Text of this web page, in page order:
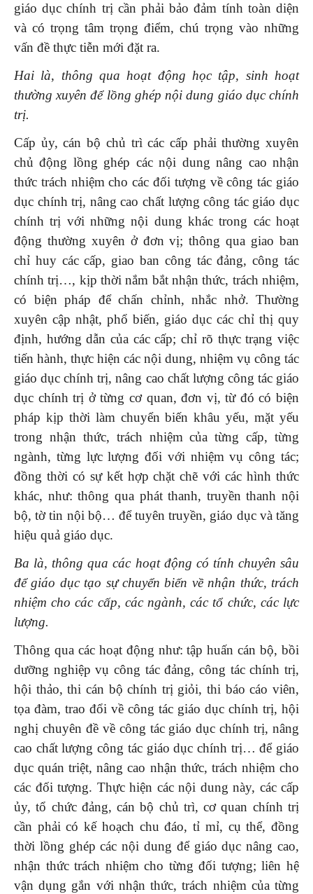
giáo dục chính trị cần phải bảo đảm tính toàn diện
và có trọng tâm trọng điểm, chú trọng vào những
vấn đề thực tiễn mới đặt ra.
Hai là, thông qua hoạt động học tập, sinh hoạt
thường xuyên để lồng ghép nội dung giáo dục chính
trị.
Cấp ủy, cán bộ chủ trì các cấp phải thường xuyên
chủ động lồng ghép các nội dung nâng cao nhận
thức trách nhiệm cho các đối tượng về công tác giáo
dục chính trị, nâng cao chất lượng công tác giáo dục
chính trị với những nội dung khác trong các hoạt
động thường xuyên ở đơn vị; thông qua giao ban
chỉ huy các cấp, giao ban công tác đảng, công tác
chính trị…, kịp thời nắm bắt nhận thức, trách nhiệm,
có biện pháp để chấn chỉnh, nhắc nhở. Thường
xuyên cập nhật, phổ biến, giáo dục các chỉ thị quy
định, hướng dẫn của các cấp; chỉ rõ thực trạng việc
tiến hành, thực hiện các nội dung, nhiệm vụ công tác
giáo dục chính trị, nâng cao chất lượng công tác giáo
dục chính trị ở từng cơ quan, đơn vị, từ đó có biện
pháp kịp thời làm chuyển biến khâu yếu, mặt yếu
trong nhận thức, trách nhiệm của từng cấp, từng
ngành, từng lực lượng đối với nhiệm vụ công tác;
đồng thời có sự kết hợp chặt chẽ với các hình thức
khác, như: thông qua phát thanh, truyền thanh nội
bộ, tờ tin nội bộ… để tuyên truyền, giáo dục và tăng
hiệu quả giáo dục.
Ba là, thông qua các hoạt động có tính chuyên sâu
để giáo dục tạo sự chuyển biến về nhận thức, trách
nhiệm cho các cấp, các ngành, các tổ chức, các lực
lượng.
Thông qua các hoạt động như: tập huấn cán bộ, bồi
dưỡng nghiệp vụ công tác đảng, công tác chính trị,
hội thảo, thi cán bộ chính trị giỏi, thi báo cáo viên,
tọa đàm, trao đổi về công tác giáo dục chính trị, hội
nghị chuyên đề về công tác giáo dục chính trị, nâng
cao chất lượng công tác giáo dục chính trị… để giáo
dục quán triệt, nâng cao nhận thức, trách nhiệm cho
các đối tượng. Thực hiện các nội dung này, các cấp
ủy, tổ chức đảng, cán bộ chủ trì, cơ quan chính trị
cần phải có kế hoạch chu đáo, tỉ mỉ, cụ thể, đồng
thời lồng ghép các nội dung để giáo dục nâng cao,
nhận thức trách nhiệm cho từng đối tượng; liên hệ
vận dụng gắn với nhận thức, trách nhiệm của từng